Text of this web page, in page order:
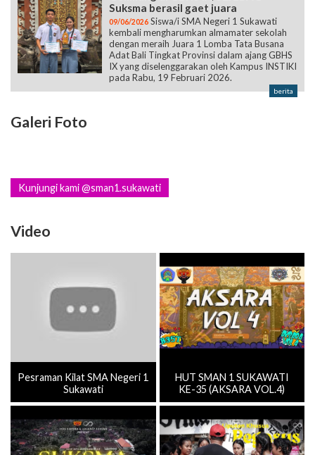
Suksma berasil gaet juara
09/06/2026 Siswa/i SMA Negeri 1 Sukawati
kembali mengharumkan almamater sekolah
dengan meraih Juara 1 Lomba Tata Busana
Adat Bali Tingkat Provinsi dalam ajang GBHS
IX yang diselenggarakan oleh Kampus INSTIKI
pada Rabu, 19 Februari 2026.
berita
Galeri Foto
Kunjungi kami @sman1.sukawati
Video
Pesraman Kilat SMA Negeri 1
Sukawati
HUT SMAN 1 SUKAWATI
KE-35 (AKSARA VOL.4)